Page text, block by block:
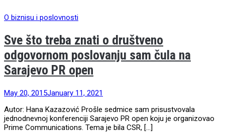
O biznisu i poslovnosti
Sve što treba znati o društveno
odgovornom poslovanju sam čula na
Sarajevo PR open
May 20, 2015January 11, 2021
Autor: Hana Kazazović Prošle sedmice sam prisustvovala
jednodnevnoj konferenciji Sarajevo PR open koju je organizovao
Prime Communications. Tema je bila CSR, […]